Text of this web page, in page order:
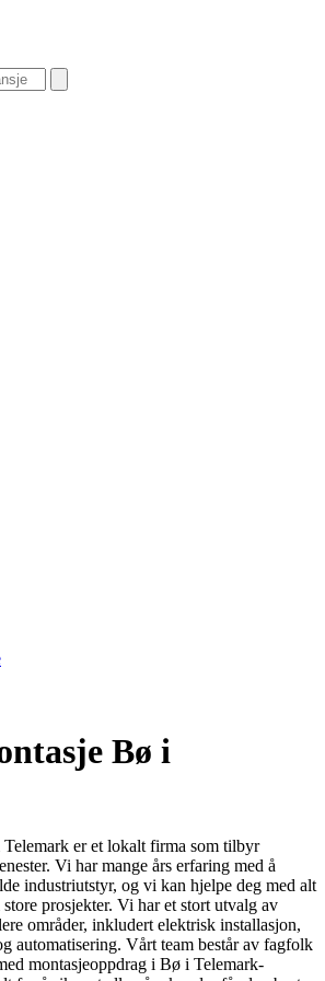
Bø i
er et lokalt firma som tilbyr
Vi har mange års erfaring med å
industriutstyr, og vi kan hjelpe deg med alt
prosjekter. Vi har et stort utvalg av
områder, inkludert elektrisk installasjon,
automatisering. Vårt team består av fagfolk
montasjeoppdrag i Bø i Telemark-